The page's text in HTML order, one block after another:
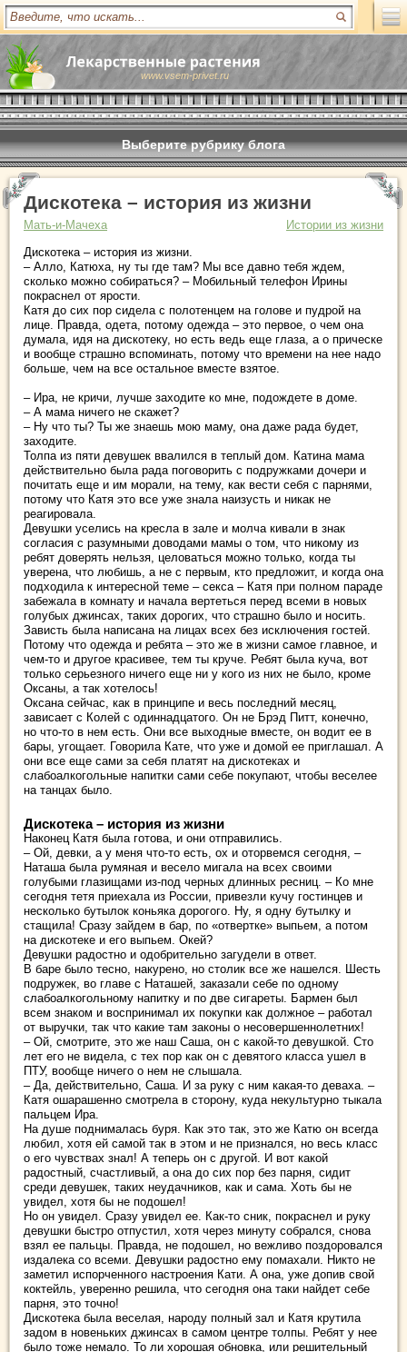
www.vsem-privet.ru
Выберите рубрику блога
Дискотека – история из жизни
Мать-и-Мачеха
Истории из жизни
Дискотека – история из жизни.
– Алло, Катюха, ну ты где там? Мы все давно тебя ждем,
сколько можно собираться? – Мобильный телефон Ирины
покраснел от ярости.
Катя до сих пор сидела с полотенцем на голове и пудрой на
лице. Правда, одета, потому одежда – это первое, о чем она
думала, идя на дискотеку, но есть ведь еще глаза, а о прическе
и вообще страшно вспоминать, потому что времени на нее надо
больше, чем на все остальное вместе взятое.
– Ира, не кричи, лучше заходите ко мне, подождете в доме.
– А мама ничего не скажет?
– Ну что ты? Ты же знаешь мою маму, она даже рада будет,
заходите.
Толпа из пяти девушек ввалился в теплый дом. Катина мама
действительно была рада поговорить с подружками дочери и
почитать еще и им морали, на тему, как вести себя с парнями,
потому что Катя это все уже знала наизусть и никак не
реагировала.
Девушки уселись на кресла в зале и молча кивали в знак
согласия с разумными доводами мамы о том, что никому из
ребят доверять нельзя, целоваться можно только, когда ты
уверена, что любишь, а не с первым, кто предложит, и когда она
подходила к интересной теме – секса – Катя при полном параде
забежала в комнату и начала вертеться перед всеми в новых
голубых джинсах, таких дорогих, что страшно было и носить.
Зависть была написана на лицах всех без исключения гостей.
Потому что одежда и ребята – это же в жизни самое главное, и
чем-то и другое красивее, тем ты круче. Ребят была куча, вот
только серьезного ничего еще ни у кого из них не было, кроме
Оксаны, а так хотелось!
Оксана сейчас, как в принципе и весь последний месяц,
зависает с Колей с одиннадцатого. Он не Брэд Питт, конечно,
но что-то в нем есть. Они все выходные вместе, он водит ее в
бары, угощает. Говорила Кате, что уже и домой ее приглашал. А
они все еще сами за себя платят на дискотеках и
слабоалкогольные напитки сами себе покупают, чтобы веселее
на танцах было.
Дискотека – история из жизни
Наконец Катя была готова, и они отправились.
– Ой, девки, а у меня что-то есть, ох и оторвемся сегодня, –
Наташа была румяная и весело мигала на всех своими
голубыми глазищами из-под черных длинных ресниц. – Ко мне
сегодня тетя приехала из России, привезли кучу гостинцев и
несколько бутылок коньяка дорогого. Ну, я одну бутылку и
стащила! Сразу зайдем в бар, по «отвертке» выпьем, а потом
на дискотеке и его выпьем. Окей?
Девушки радостно и одобрительно загудели в ответ.
В баре было тесно, накурено, но столик все же нашелся. Шесть
подружек, во главе с Наташей, заказали себе по одному
слабоалкогольному напитку и по две сигареты. Бармен был
всем знаком и воспринимал их покупки как должное – работал
от выручки, так что какие там законы о несовершеннолетних!
– Ой, смотрите, это же наш Саша, он с какой-то девушкой. Сто
лет его не видела, с тех пор как он с девятого класса ушел в
ПТУ, вообще ничего о нем не слышала.
– Да, действительно, Саша. И за руку с ним какая-то деваха. –
Катя ошарашенно смотрела в сторону, куда некультурно тыкала
пальцем Ира.
На душе поднималась буря. Как это так, это же Катю он всегда
любил, хотя ей самой так в этом и не признался, но весь класс
о его чувствах знал! А теперь он с другой. И вот какой
радостный, счастливый, а она до сих пор без парня, сидит
среди девушек, таких неудачников, как и сама. Хоть бы не
увидел, хотя бы не подошел!
Но он увидел. Сразу увидел ее. Как-то сник, покраснел и руку
девушки быстро отпустил, хотя через минуту собрался, снова
взял ее пальцы. Правда, не подошел, но вежливо поздоровался
издалека со всеми. Девушки радостно ему помахали. Никто не
заметил испорченного настроения Кати. А она, уже допив свой
коктейль, уверенно решила, что сегодня она таки найдет себе
парня, это точно!
Дискотека была веселая, народу полный зал и Катя крутила
задом в новеньких джинсах в самом центре толпы. Ребят у нее
было тоже немало. То ли хорошая обновка, или решительный